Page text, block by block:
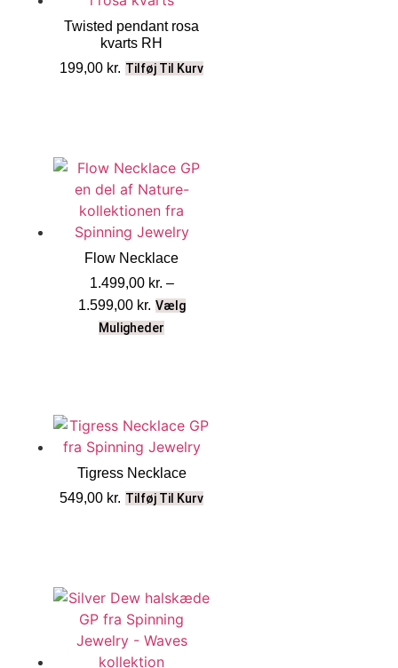
Twisted pendant rosa
kvarts RH
199,00 kr. Tilføj Til Kurv
Flow Necklace
1.499,00 kr. –
1.599,00 kr. Vælg
Muligheder
Tigress Necklace
549,00 kr. Tilføj Til Kurv